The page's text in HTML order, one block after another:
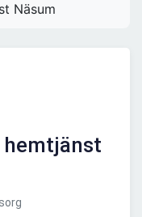
Näsum